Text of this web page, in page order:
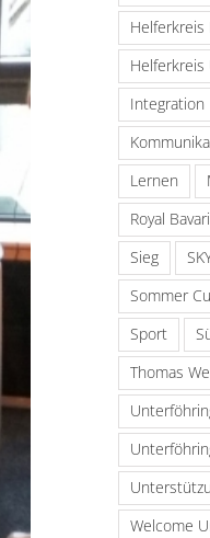
Integration
Lernen
Royal
Sieg
Sommer
Sport
Thomas
Welcome